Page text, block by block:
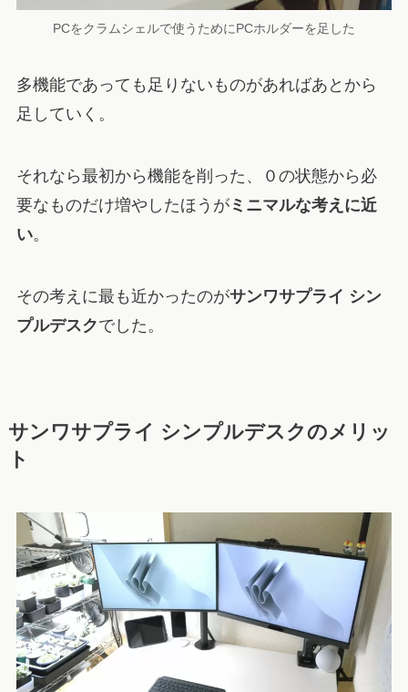
PCをクラムシェルで使うためにPCホルダーを足した
多機能であっても足りないものがあればあとから
足していく。
それなら最初から機能を削った、０の状態から必
要なものだけ増やしたほうがミニマルな考えに近
い。
その考えに最も近かったのがサンワサプライ シン
プルデスクでした。
サンワサプライ シンプルデスクのメリッ
ト